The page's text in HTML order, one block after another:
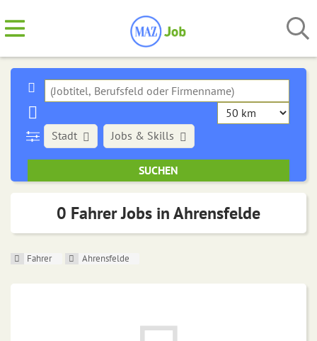
Stadt Jobs & Skills
0 Fahrer Jobs in Ahrensfelde
Fahrer Ahrensfelde